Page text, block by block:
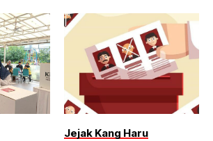
Jejak Kang Haru